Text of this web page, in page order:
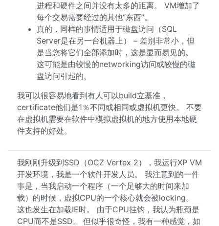
进程和硬件之间并没有太多的距离。 VM增加了
每个交易需要经过的其他“东西”。
真的，同样的事情适用于磁盘访问（SQL
Server是在另一台机器上） – 差别非常小，但
是当您将它们全部添加时，这是显而易见的。
这可能是由较慢的networking访问或较慢的磁
盘访问引起的。
我可以很容易地看到有人可以build立基准，
certificate他们是1％不同或相同或虚拟机更快。 不要
在虚拟机需要在软件中模拟虚拟机的地方使用本地硬
件支持的好处。
我刚刚升级到SSD（OCZ Vertex 2），我运行XP VM
开发环境，我是一个软件开发人员。 我注意到的一件
事是，当我启动一个程序（一个足够大的时间来加
载）的时候，虚拟CPU的一个核心就会被locking。
这也发生在加载IE时。 由于CPU挂钩，我认为瓶颈是
CPU而不是SSD。 但似乎很奇怪，我有一种感觉，如